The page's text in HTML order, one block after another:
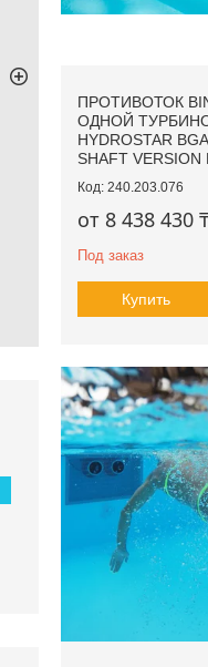
ПРОТИВОТОК
ОДНОЙ
HYDROSTAR
SHAFT VERSION
240.203.076
от 8 438 430
Под заказ
Купить